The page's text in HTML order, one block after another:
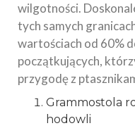
wilgotności.
tych samych
wartościach od 60%
początkujących,
przygodę z
Grammostola
hodowli